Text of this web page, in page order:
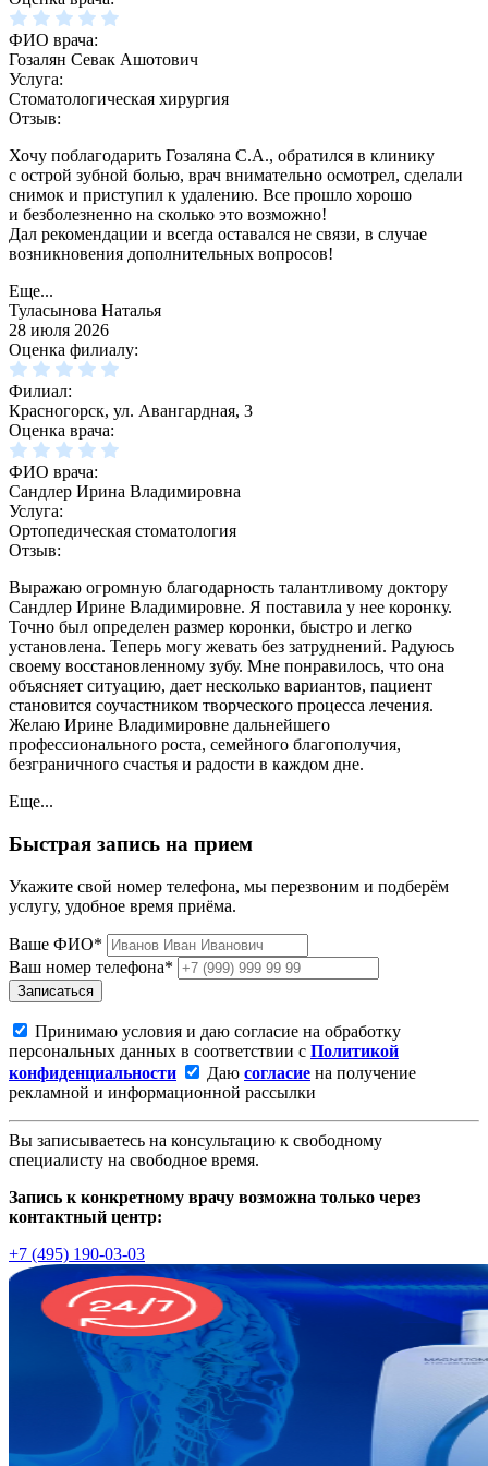
ФИО врача:
Гозалян Севак Ашотович
Услуга:
Стоматологическая хирургия
Отзыв:
Хочу поблагодарить Гозаляна С.А., обратился в клинику
с острой зубной болью, врач внимательно осмотрел, сделали
снимок и приступил к удалению. Все прошло хорошо
и безболезненно на сколько это возможно!
Дал рекомендации и всегда оставался не связи, в случае
возникновения дополнительных вопросов!
Еще...
Туласынова Наталья
28 июля 2026
Оценка филиалу:
Филиал:
Красногорск, ул. Авангардная, 3
Оценка врача:
ФИО врача:
Сандлер Ирина Владимировна
Услуга:
Ортопедическая стоматология
Отзыв:
Выражаю огромную благодарность талантливому доктору
Сандлер Ирине Владимировне. Я поставила у нее коронку.
Точно был определен размер коронки, быстро и легко
установлена. Теперь могу жевать без затруднений. Радуюсь
своему восстановленному зубу. Мне понравилось, что она
объясняет ситуацию, дает несколько вариантов, пациент
становится соучастником творческого процесса лечения.
Желаю Ирине Владимировне дальнейшего
профессионального роста, семейного благополучия,
безграничного счастья и радости в каждом дне.
Еще...
Быстрая запись на прием
Укажите свой номер телефона, мы перезвоним и подберём
услугу, удобное время приёма.
Ваше ФИО*
Ваш номер телефона*
Записаться
Принимаю условия и даю согласие на обработку
персональных данных в соответствии с Политикой
конфиденциальности
Даю согласие на получение
рекламной и информационной рассылки
Вы записываетесь на консультацию к свободному
специалисту на свободное время.
Запись к конкретному врачу возможна только через
контактный центр:
+7 (495) 190-03-03